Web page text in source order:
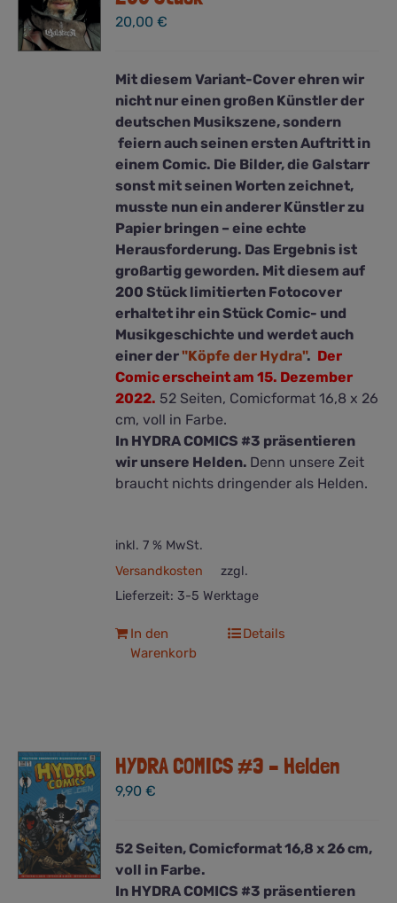
20,00€
Mit diesem Variant-Cover ehren wir
nicht nur einen großen Künstler der
deutschen Musikszene, sondern
feiern auch seinen ersten Auftritt in
einem Comic. Die Bilder, die Galstarr
sonst mit seinen Worten zeichnet,
musste nun ein anderer Künstler zu
Papier bringen – eine echte
Herausforderung. Das Ergebnis ist
großartig geworden. Mit diesem auf
200 Stück limitierten Fotocover
erhaltet ihr ein Stück Comic- und
Musikgeschichte und werdet auch
einer der"Köpfe der Hydra". Der
Comic erscheint am 15. Dezember
2022. 52 Seiten, Comicformat 16,8 x 26
cm, voll in Farbe.
In HYDRA COMICS #3 präsentieren
wir unsere Helden. Denn unsere Zeit
braucht nichts dringender als Helden.
inkl. 7 % MwSt.
zzgl.
Versandkosten
Lieferzeit: 3-5 Werktage
In den
Warenkorb
Details
HYDRA COMICS #3 – Helden
9,90€
52 Seiten, Comicformat 16,8 x 26 cm,
voll in Farbe.
In HYDRA COMICS #3 präsentieren